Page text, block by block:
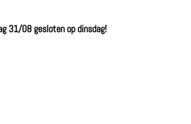
31/08 gesloten op dinsdag!